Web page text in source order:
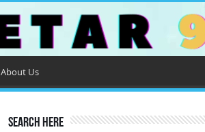
About Us
Search Here